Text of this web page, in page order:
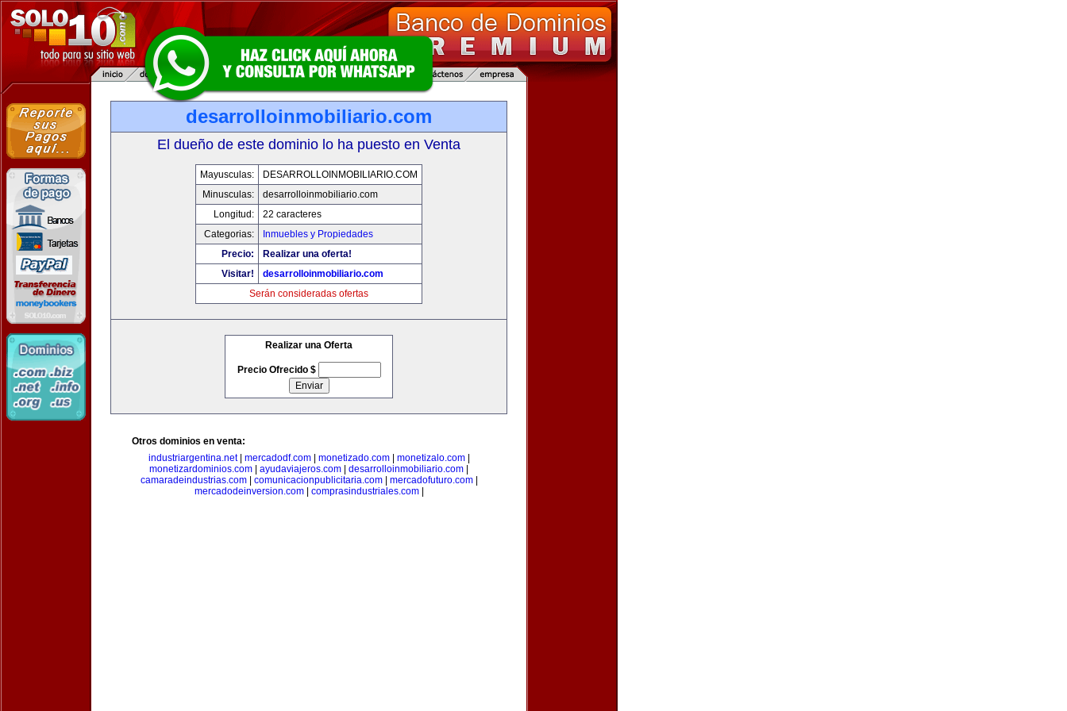
desarrolloinmobiliario.com
El dueño de este dominio lo ha puesto en Venta
Mayusculas:
DESARROLLOINMOBILIARIO.COM
Minusculas:
desarrolloinmobiliario.com
Longitud:
22 caracteres
Categorias:
Inmuebles y Propiedades
Precio:
Realizar una oferta!
Visitar!
desarrolloinmobiliario.com
Serán consideradas ofertas
Realizar una Oferta
Precio Ofrecido $
Otros dominios en venta:
industriargentina.net| mercadodf.com| monetizado.com| monetizalo.com|
monetizardominios.com
ayudaviajeros.com desarrolloinmobiliario.com
camaradeindustrias.com| comunicacionpublicitaria.com| mercadofuturo.com|
mercadodeinversion.com| comprasindustriales.com|